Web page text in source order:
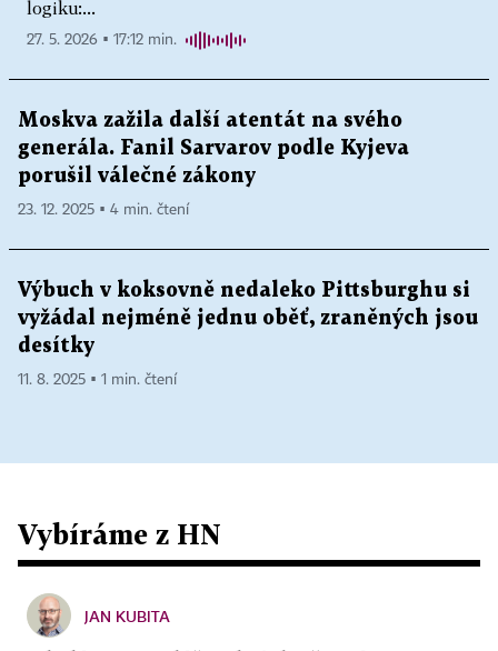
logiku:...
27. 5. 2026 ▪ 17:12 min.
Moskva zažila další atentát na svého
generála. Fanil Sarvarov podle Kyjeva
porušil válečné zákony
23. 12. 2025 ▪ 4 min. čtení
Výbuch v koksovně nedaleko Pittsburghu si
vyžádal nejméně jednu oběť, zraněných jsou
desítky
11. 8. 2025 ▪ 1 min. čtení
Vybíráme z HN
JAN KUBITA